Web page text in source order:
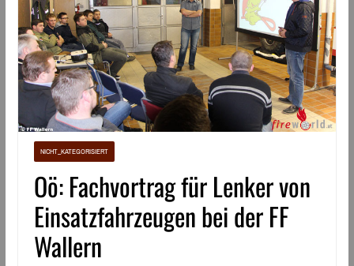
NICHT_KATEGORISIERT
Oö: Fachvortrag für Lenker von
Einsatzfahrzeugen bei der FF
Wallern